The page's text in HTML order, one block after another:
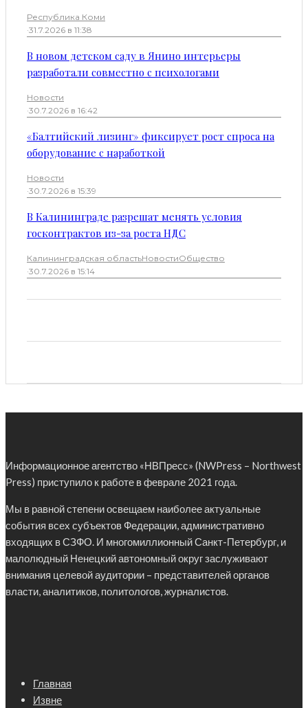
Республика Коми
·31.7.2026 в 11:38
В новом детском саду в Янино интерьеры
разработали совместно с психологами
Новости
·30.7.2026 в 16:42
«Балтийский лизинг» фиксирует рост спроса на
оборудование с наработкой
Новости
·30.7.2026 в 15:39
В Калининграде разрешат менять условия
госконтрактов из-за роста НДС
Калининградская областьНовостиОбщество
·30.7.2026 в 15:14
Информационное агентство «НВПресс» (NWPress – Northwest
Press) приступило к работе в феврале 2021 года.
Мы в равной степени освещаем наиболее актуальные
события всех субъектов Федерации, административно
входящих в СЗФО. И многомиллионный Санкт-Петербург, и
малолюдный Ненецкий автономный округ заслуживают
внимания целевой аудитории – представителей органов
власти, аналитиков, политологов, журналистов.
Главная
Извне